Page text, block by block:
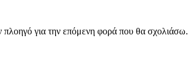
για την επόμενη φορά που θα σχολιάσω.